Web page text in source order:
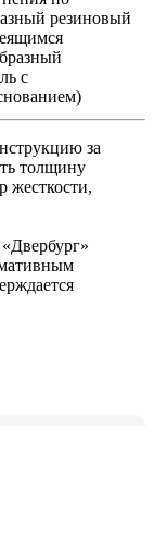
резиновый
с
за
толщину
жесткости,